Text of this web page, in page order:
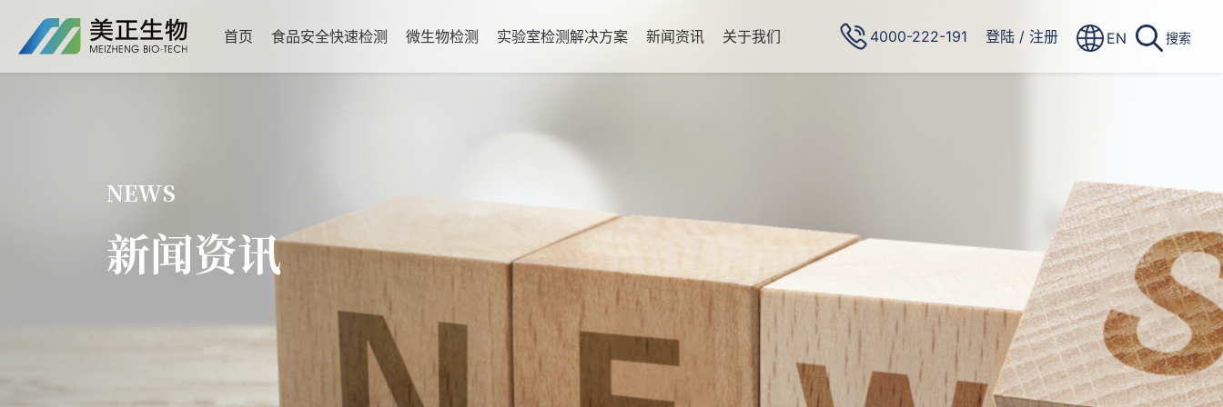
首页 食品安全快速检测 微生物检测 实验室检测解决方案 新闻资讯 关于我们 4000-222-191 登陆 / 注册 EN 搜索
NEWS
新闻资讯